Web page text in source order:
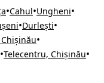
•Cahul•Ungheni•
•Durlești•
•
•Telecentru, Chișinău•